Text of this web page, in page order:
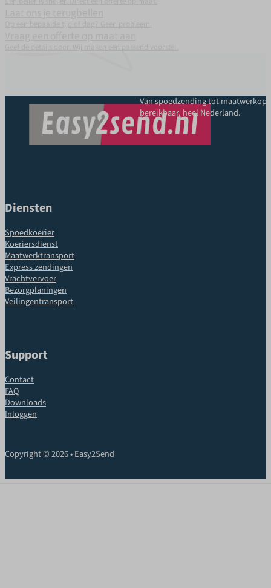
Van spoedzending tot
bereikbaar, heel Nederland.
Diensten
Spoedkoerier
Koeriersdienst
Maatwerktransport
Express zendingen
Vrachtvervoer
Bezorgplaningen
Veilingentransport
Support
Contact
FAQ
Downloads
Inloggen
Copyright © 2026 • Easy2Send